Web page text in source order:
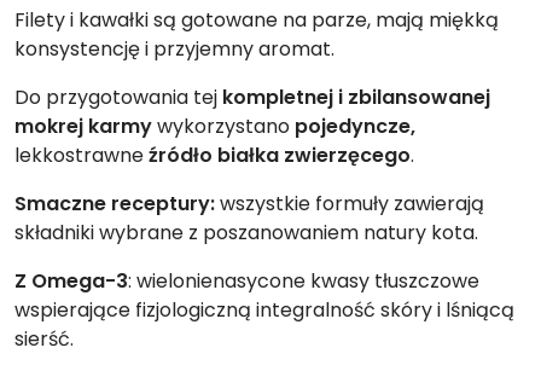
Filety i kawałki są gotowane na parze, mają miękką
konsystencję i przyjemny aromat.
Do przygotowania tej kompletnej i zbilansowanej
mokrej karmywykorzystano pojedyncze,
lekkostrawneźródło białka zwierzęcego.
Smaczne receptury:wszystkie formuły zawierają
składniki wybrane z poszanowaniem natury kota.
Z Omega-3: wielonienasycone kwasy tłuszczowe
wspierające fizjologiczną integralność skóry i lśniącą
sierść.